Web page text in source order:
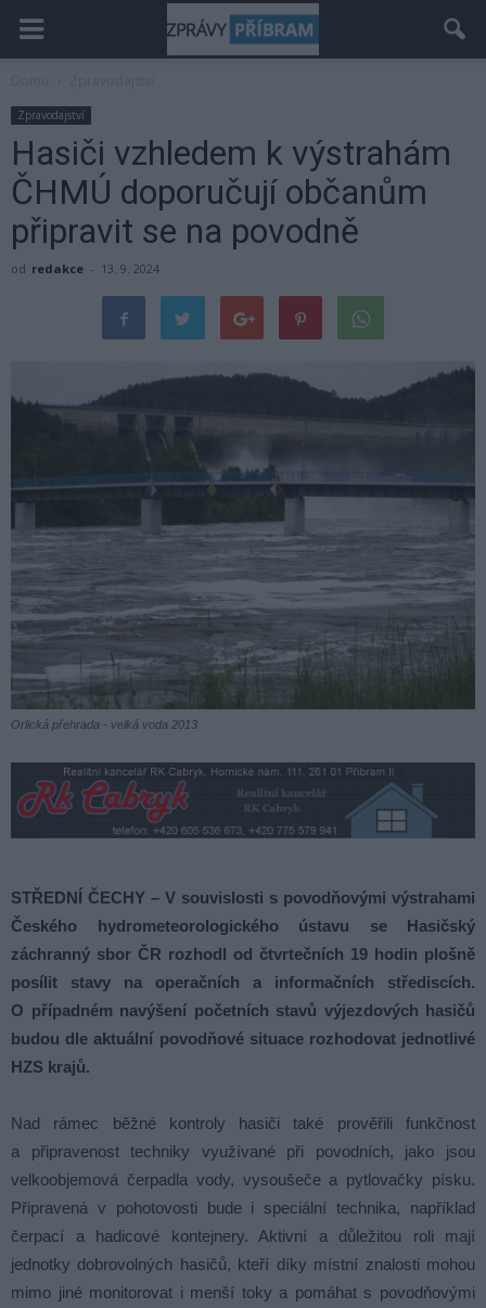
Zpravodajství
Hasiči vzhledem k výstrahám
ČHMÚ doporučují občanům
připravit se na povodně
od redakce - 13. 9. 2024
Orlická přehrada - velká voda 2013
STŘEDNÍ ČECHY – V souvislosti s povodňovými výstrahami
Českého hydrometeorologického ústavu se Hasičský
záchranný sbor ČR rozhodl od čtvrtečních 19 hodin plošně
posílit stavy na operačních a informačních střediscích.
O případném navýšení početních stavů výjezdových hasičů
budou dle aktuální povodňové situace rozhodovat jednotlivé
HZS krajů.
Nad rámec běžné kontroly hasiči také prověřili funkčnost
a připravenost techniky využívané při povodních, jako jsou
velkoobjemová čerpadla vody, vysoušeče a pytlovačky písku.
Připravená v pohotovosti bude i speciální technika, například
čerpací a hadicové kontejnery. Aktivní a důležitou roli mají
jednotky dobrovolných hasičů, kteří díky místní znalosti mohou
mimo jiné monitorovat i menší toky a pomáhat s povodňovými